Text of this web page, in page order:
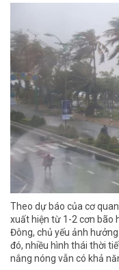
Theo dự báo của cơ
xuất hiện từ 1-2 cơn bão
Đông, chủ yếu ảnh
đó, nhiều hình thái thời
nắng nóng vẫn có khả